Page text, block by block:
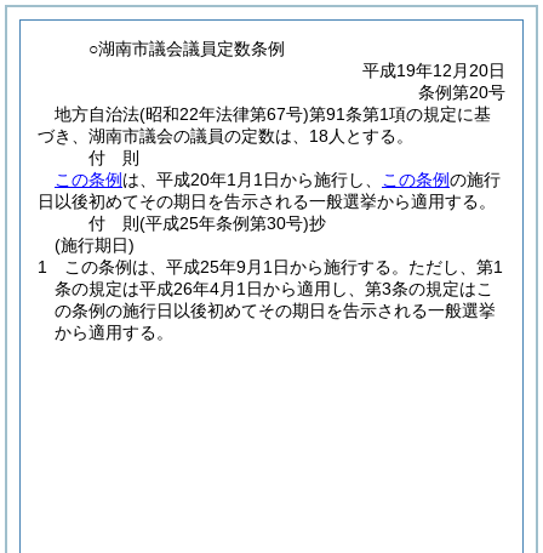
○湖南市議会議員定数条例
平成19年12月20日
条例第20号
地方自治法(昭和22年法律第67号)第91条第1項の規定に基
づき、湖南市議会の議員の定数は、18人とする。
付 則
この条例 は、平成20年1月1日から施行し、 この条例の施行
日以後初めてその期日を告示される一般選挙から適用する。
付 則(平成25年条例第30号)抄
(施行期日)
1
この条例は、平成25年9月1日から施行する。 ただし、第1
条の規定は平成26年4月1日から適用し、第3条の規定はこ
の条例の施行日以後初めてその期日を告示される一般選挙
から適用する。